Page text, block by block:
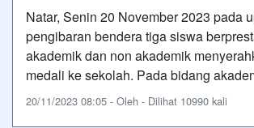
Natar, Senin 20 November 2023 pada
pengibaran bendera tiga siswa
akademik dan non akademik
medali ke sekolah. Pada bidang
20/11/2023 08:05 - Oleh - Dilihat 10990 kali